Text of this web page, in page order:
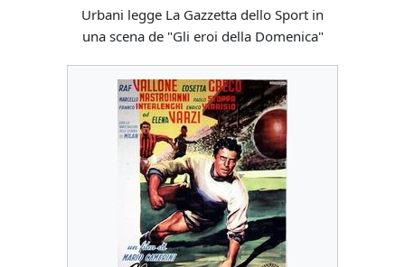
Urbani legge La Gazzetta dello Sport in
una scena de "Gli eroi della Domenica"